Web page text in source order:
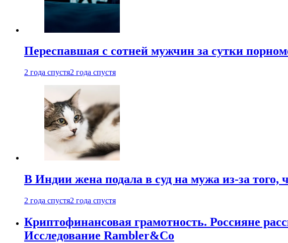
Переспавшая с сотней мужчин за сутки
2 года спустя2 года спустя
В Индии жена подала в суд на мужа из-за
2 года спустя2 года спустя
Криптофинансовая грамотность. Россияне
Исследование Rambler&Co